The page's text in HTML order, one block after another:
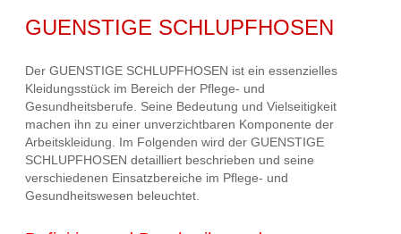
GUENSTIGE SCHLUPFHOSEN
Der GUENSTIGE SCHLUPFHOSEN ist ein essenzielles
Kleidungsstück im Bereich der Pflege- und
Gesundheitsberufe. Seine Bedeutung und Vielseitigkeit
machen ihn zu einer unverzichtbaren Komponente der
Arbeitskleidung. Im Folgenden wird der GUENSTIGE
SCHLUPFHOSEN detailliert beschrieben und seine
verschiedenen Einsatzbereiche im Pflege- und
Gesundheitswesen beleuchtet.